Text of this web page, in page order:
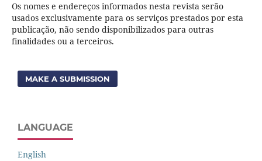
Os nomes e endereços informados nesta revista serão
usados exclusivamente para os serviços prestados por esta
publicação, não sendo disponibilizados para outras
finalidades ou a terceiros.
MAKE A SUBMISSION
LANGUAGE
English